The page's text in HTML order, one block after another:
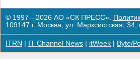
© 1997—2026 АО «СК ПРЕСС».
109147 г. Москва, ул. Марксистская,
ITRN IT Channel News itWeek Byte/